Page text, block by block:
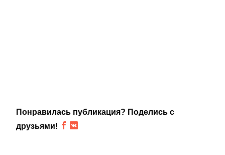
Понравилась публикация? Поделись с
друзьями!